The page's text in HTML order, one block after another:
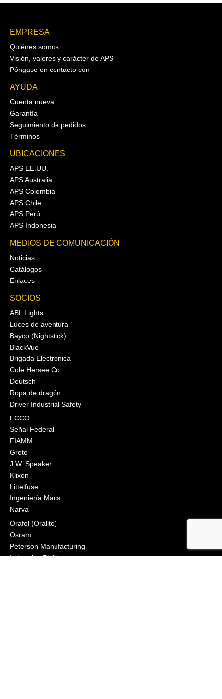
EMPRESA
Quiénes somos
Visión, valores y carácter de APS
Póngase en contacto con
AYUDA
Cuenta nueva
Garantía
Seguimiento de pedidos
Términos
UBICACIONES
APS EE.UU.
APS Australia
APS Colombia
APS Chile
APS Perú
APS Indonesia
MEDIOS DE COMUNICACIÓN
Noticias
Catálogos
Enlaces
SOCIOS
ABL Lights
Luces de aventura
Bayco (Nightstick)
BlackVue
Brigada Electrónica
Cole Hersee Co.
Deutsch
Ropa de dragón
Driver Industrial Safety
ECCO
Señal Federal
FIAMM
Grote
J.W. Speaker
Klixon
Littelfuse
Ingeniería Macs
Narva
Orafol (Oralite)
Osram
Peterson Manufacturing
Industrias Phillips